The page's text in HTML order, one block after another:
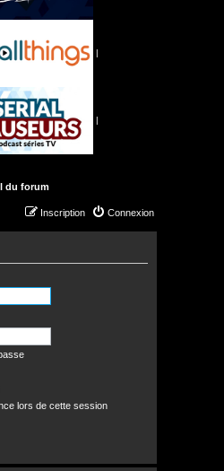
|
|
du forum
Connexion
Inscription
lors de cette session